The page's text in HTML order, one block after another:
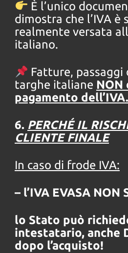
È l’unico
dimostra che l’IVA è
realmente versata
italiano.
Fatture,
targhe italiane
pagamento dell’IVA.
6. PERCHÉ IL
CLIENTE FINALE
In caso di frode IVA:
– l’IVA EVASA NON
lo Stato può
intestatario, anche
dopo l’acquisto!